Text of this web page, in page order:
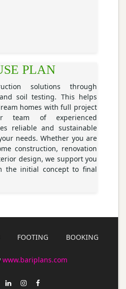
PLAN
solutions through
soil testing. This helps
homes with full project
team of experienced
reliable and sustainable
needs. Whether you are
construction, renovation
design, we support you
the initial concept to final
FOOTING BOOKING
www.bariplans.com